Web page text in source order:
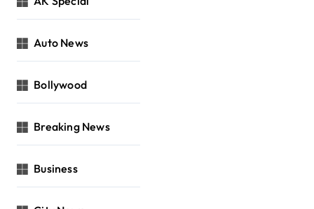
Auto News
Bollywood
Breaking News
Business